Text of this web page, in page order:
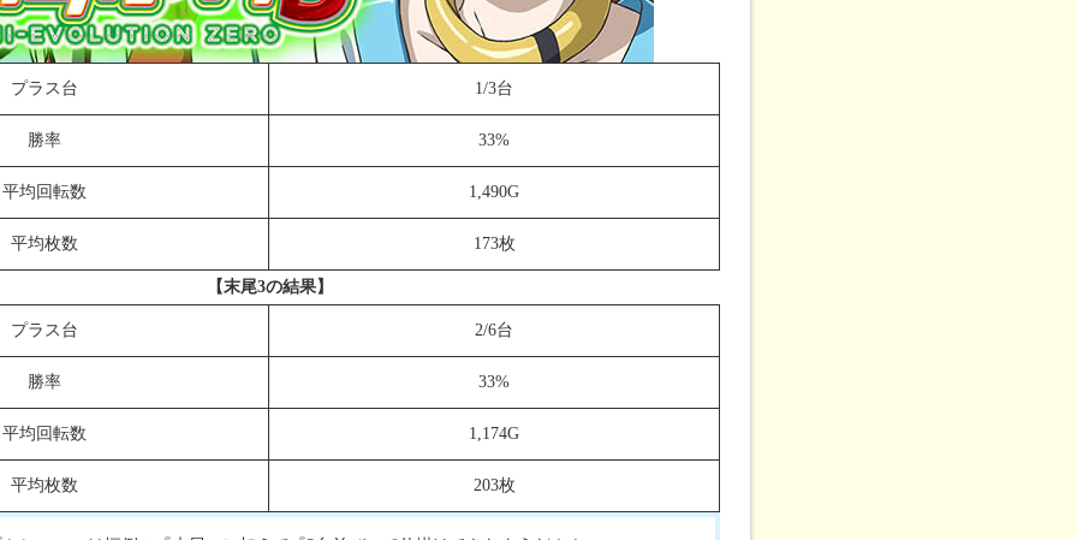
プラス台 1/3台
勝率 33%
平均回転数 1,490G
平均枚数 173枚
【末尾3の結果】
プラス台 2/6台
勝率 33%
平均回転数 1,174G
平均枚数 203枚